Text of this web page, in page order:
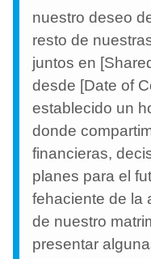
nuestro deseo
resto de
juntos en
desde [Date of
establecido un
donde
financieras,
planes para el
fehaciente de la
de nuestro
presentar